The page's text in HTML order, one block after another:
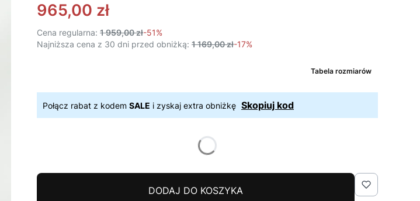
965,00 zł
Cena regularna: 1 959,00 zł-51%
Najniższa cena z 30 dni przed obniżką: 1 169,00 zł-17%
Tabela rozmiarów
Połącz rabat z kodem SALE i zyskaj extra obniżkę Skopiuj kod
DODAJ DO KOSZYKA